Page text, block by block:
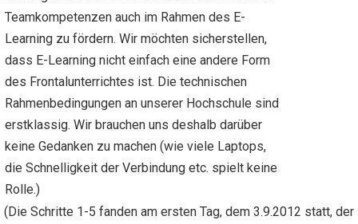
Teamkompetenzen auch im Rahmen des E-
Learning zu fördern. Wir möchten sicherstellen,
dass E-Learning nicht einfach eine andere Form
des Frontalunterrichtes ist. Die technischen
Rahmenbedingungen an unserer Hochschule sind
erstklassig. Wir brauchen uns deshalb darüber
keine Gedanken zu machen (wie viele Laptops,
die Schnelligkeit der Verbindung etc. spielt keine
Rolle.)
(Die Schritte 1-5 fanden am ersten Tag, dem 3.9.2012 statt, der